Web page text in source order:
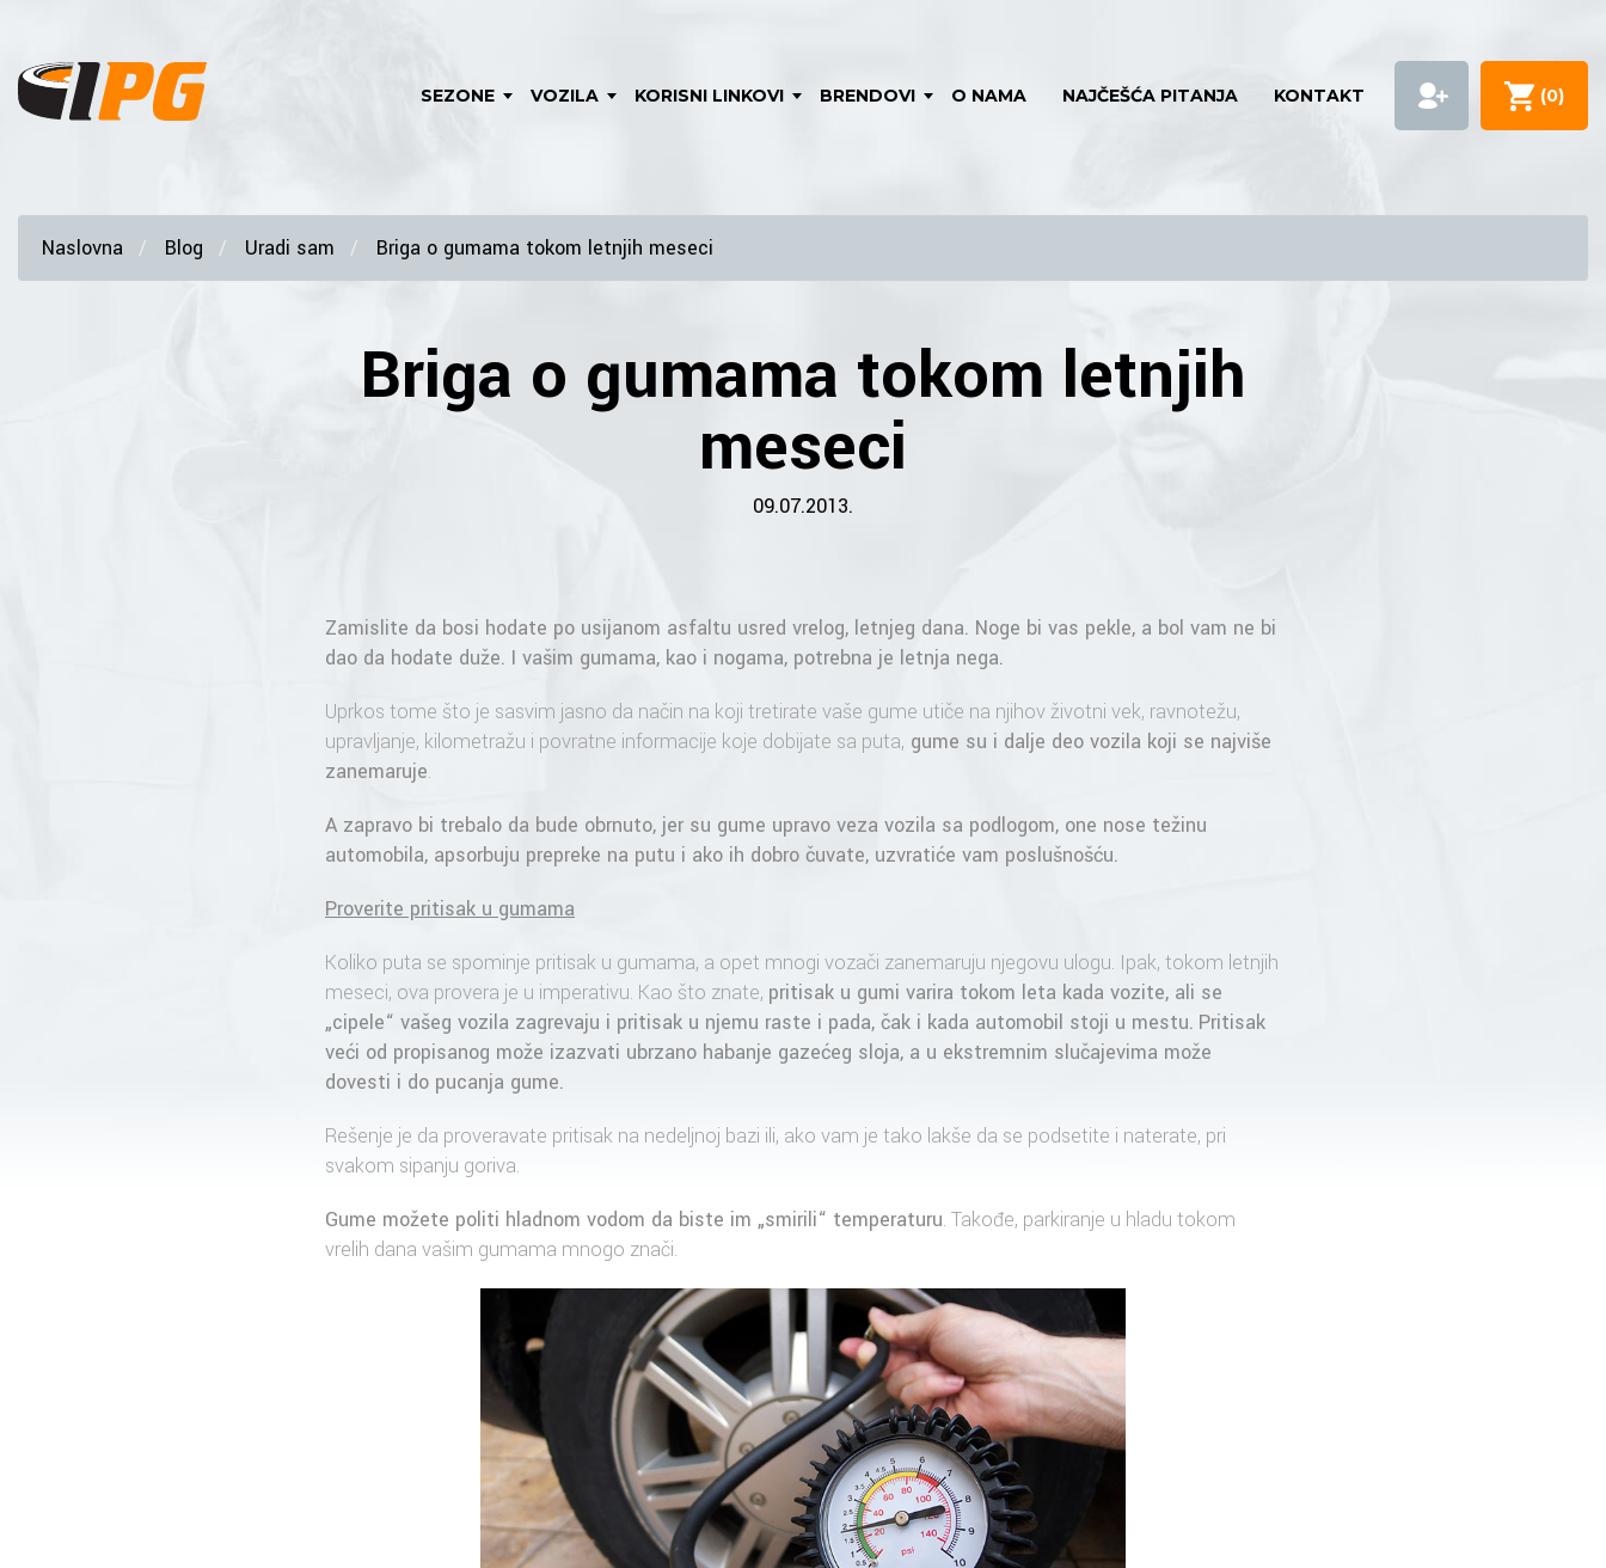
SEZONE VOZILA KORISNI LINKOVI BRENDOVI O NAMA NAJČEŠĆA PITANJA KONTAKT (0)
Naslovna Blog Uradi sam Briga o gumama tokom letnjih meseci
Briga o gumama tokom letnjih
meseci
09.07.2013.
Zamislite da bosi hodate po usijanom asfaltu usred vrelog, letnjeg dana. Noge bi vas pekle, a bol vam ne bi
dao da hodate duže. I vašim gumama, kao i nogama, potrebna je letnja nega.
Uprkos tome što je sasvim jasno da način na koji tretirate vaše gume utiče na njihov životni vek, ravnotežu,
upravljanje, kilometražu i povratne informacije koje dobijate sa puta, gume su i dalje deo vozila koji se najviše
zanemaruje.
A zapravo bi trebalo da bude obrnuto, jer su gume upravo veza vozila sa podlogom, one nose težinu
automobila, apsorbuju prepreke na putu i ako ih dobro čuvate, uzvratiće vam poslušnošću.
Proverite pritisak u gumama
Koliko puta se spominje pritisak u gumama, a opet mnogi vozači zanemaruju njegovu ulogu. Ipak, tokom letnjih
meseci, ova provera je u imperativu. Kao što znate, pritisak u gumi varira tokom leta kada vozite, ali se
„cipele“ vašeg vozila zagrevaju i pritisak u njemu raste i pada, čak i kada automobil stoji u mestu. Pritisak
veći od propisanog može izazvati ubrzano habanje gazećeg sloja, a u ekstremnim slučajevima može
dovesti i do pucanja gume.
Rešenje je da proveravate pritisak na nedeljnoj bazi ili, ako vam je tako lakše da se podsetite i naterate, pri
svakom sipanju goriva.
Gume možete politi hladnom vodom da biste im „smirili“ temperaturu. Takođe, parkiranje u hladu tokom
vrelih dana vašim gumama mnogo znači.